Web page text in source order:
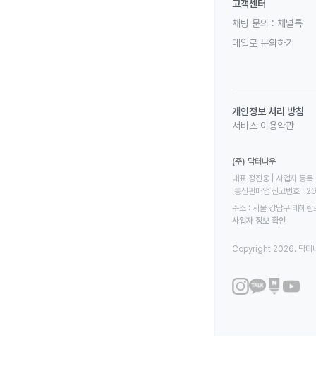
고객센터
채팅 문의 : 채널톡
메일로 문의하기
개인정보 처리 방침
서비스 이용약관
(주) 닥터나우
대표 정진웅 | 사업자
통신판매업 신고번호
주소 : 서울 강남구 테헤
사업자 정보 확인
Copyright 2026. 닥터